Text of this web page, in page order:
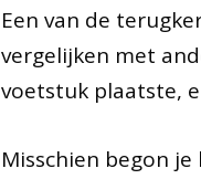
Een van de
vergelijken met
voetstuk plaatste,
Misschien begon